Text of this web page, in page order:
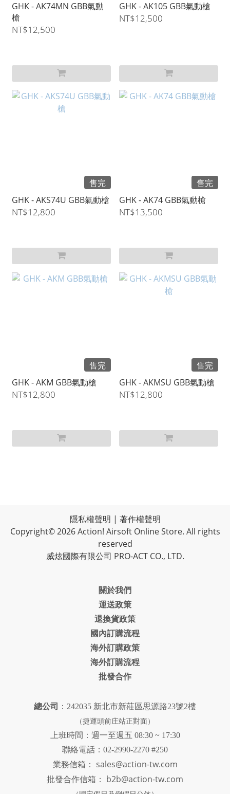
GHK - AK74MN GBB氣動
槍
NT$12,500
GHK - AK105 GBB氣動槍
NT$12,500
售完
GHK - AKS74U GBB氣動槍
NT$12,800
售完
GHK - AK74 GBB氣動槍
NT$13,500
售完
GHK - AKM GBB氣動槍
NT$12,800
售完
GHK - AKMSU GBB氣動槍
NT$12,800
隱私權聲明 | 著作權聲明
Copyright© 2026 Action! Airsoft Online Store. All rights
reserved
威炫國際有限公司 PRO-ACT CO., LTD.
關於我們
運送政策
退換貨政策
國內訂購流程
海外訂購政策
海外訂購流程
批發合作
總公司 ：242035 新北市新莊區思源路23號2樓
（捷運頭前庄站正對面）
上班時間：週一至週五 08:30 ~ 17:30
聯絡電話：02-2990-2270 #250
業務信箱： sales@action-tw.com
批發合作信箱： b2b@action-tw.com